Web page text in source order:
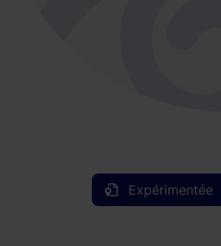
Expérimentée